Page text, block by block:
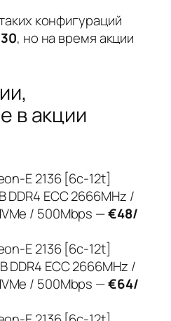
конфигураций
, но на время акции
в акции
E 2136 [6c-12t]
DDR4 ECC 2666MHz /
/ 500Mbps —€48/
E 2136 [6c-12t]
DDR4 ECC 2666MHz /
/ 500Mbps —€64/